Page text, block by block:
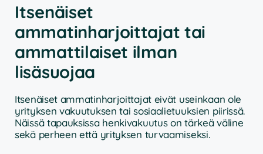
Itsenäiset
ammatinharjoittajat tai
ammattilaiset ilman
lisäsuojaa
Itsenäiset ammatinharjoittajat eivät useinkaan ole
yrityksen vakuutuksen tai sosiaalietuuksien piirissä.
Näissä tapauksissa henkivakuutus on tärkeä väline
sekä perheen että yrityksen turvaamiseksi.